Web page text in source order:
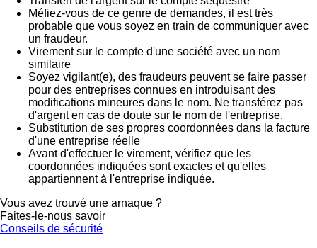
Méfiez-vous de ce genre de demandes, il est très
probable que vous soyez en train de communiquer avec
un fraudeur.
Virement sur le compte d'une société avec un nom
similaire
Soyez vigilant(e), des fraudeurs peuvent se faire passer
pour des entreprises connues en introduisant des
modifications mineures dans le nom. Ne transférez pas
d'argent en cas de doute sur le nom de l'entreprise.
Substitution de ses propres coordonnées dans la facture
d'une entreprise réelle
Avant d'effectuer le virement, vérifiez que les
coordonnées indiquées sont exactes et qu'elles
appartiennent à l'entreprise indiquée.
Vous avez trouvé une arnaque ?
Faites-le-nous savoir
Conseils de sécurité